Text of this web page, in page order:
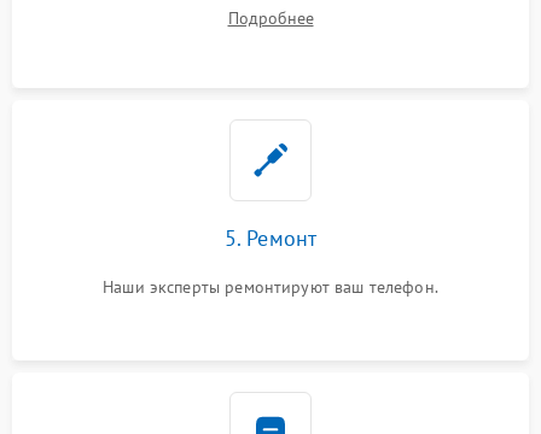
Подробнее
5. Ремонт
Наши эксперты ремонтируют ваш телефон.